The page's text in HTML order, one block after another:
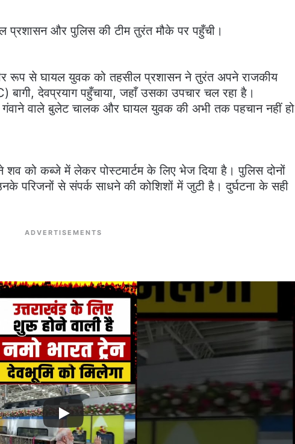
प्रशासन और पुलिस की टीम तुरंत मौके पर पहुँची।
रूप से घायल युवक को तहसील प्रशासन ने तुरंत अपने राजकीय
बागी, देवप्रयाग पहुँचाया, जहाँ उसका उपचार चल रहा है।
गंवाने वाले बुलेट चालक और घायल युवक की अभी तक पहचान नहीं हो
शव को कब्जे में लेकर पोस्टमार्टम के लिए भेज दिया है। पुलिस दोनों
परिजनों से संपर्क साधने की कोशिशों में जुटी है। दुर्घटना के सही
ADVERTISEMENTS